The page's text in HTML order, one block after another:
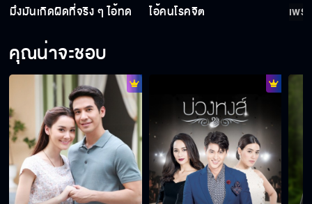
กว่าจะเป็นคุณนิ่มในวันนี้
กลับบ้านได้แล้วขอรับ
อะไรที่ไม่ควรทิ้งขว้าง ก็อย่าทิ้งขว้างมัน
มึงมันเกิดผิดที่จริง ๆ ไอ้ทด ไอ้คนโรคจิต เพร
คุณน่าจะชอบ